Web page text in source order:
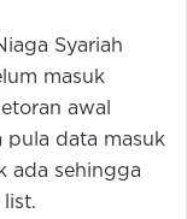
Syariah
masuk
awal
pula data masuk
ada sehingga